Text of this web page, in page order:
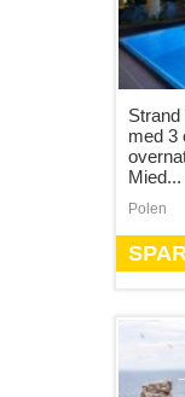
med 3
Mied...
Polen